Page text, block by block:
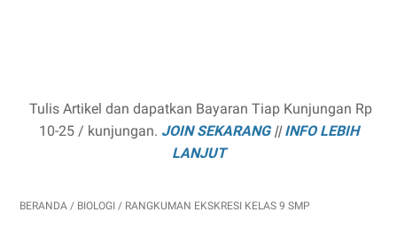
Tulis Artikel dan dapatkan Bayaran Tiap Kunjungan Rp
10-25 / kunjungan. JOIN SEKARANG||INFO LEBIH
LANJUT
BERANDA / BIOLOGI / RANGKUMAN EKSKRESI KELAS 9 SMP